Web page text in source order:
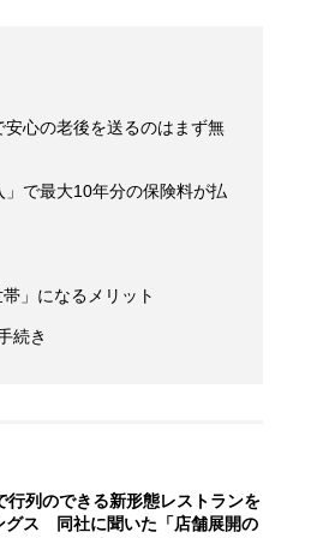
心の老後を送るのはまず無
で最大10年分の保険料が払
」になるメリット
続き
列のできる新形態レストランを
グス 同社に聞いた「店舗展開の